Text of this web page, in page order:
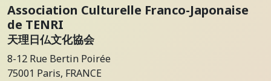
Association Culturelle Franco-Japonaise
de TENRI
天理日仏文化協会
8-12 Rue Bertin Poirée
75001 Paris, FRANCE